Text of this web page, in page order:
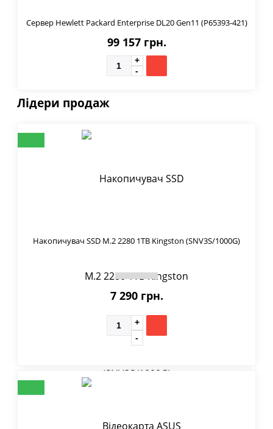
Сервер Hewlett Packard Enterprise DL20 Gen11 (P65393-421)
99 157 грн.
Лідери продаж
Накопичувач SSD M.2 2280 1TB Kingston (SNV3S/1000G)
7 290 грн.